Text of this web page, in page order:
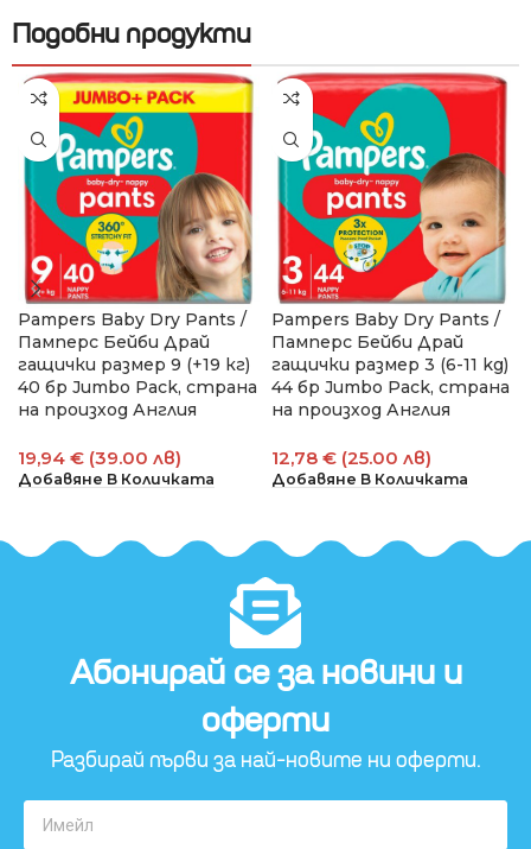
Подобни продукти
Pampers Baby Dry Pants /
Памперс Бейби Драй
гащички размер 9 (+19 кг)
40 бр Jumbo Pack, страна
на произход Англия
19,94 € (39.00 лв)
Добавяне В Количката
Pampers Baby Dry Pants /
Памперс Бейби Драй
гащички размер 3 (6-11 kg)
44 бр Jumbo Pack, страна
на произход Англия
12,78 € (25.00 лв)
Добавяне В Количката
Абонирай се за новини и
оферти​
Разбирай първи за най-новите ни оферти.